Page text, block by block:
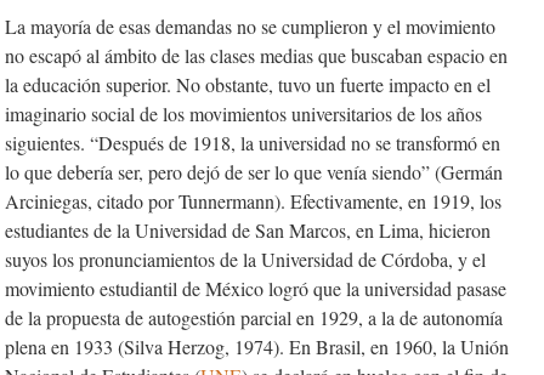
La mayoría de esas demandas no se cumplieron y el movimiento
no escapó al ámbito de las clases medias que buscaban espacio en
la educación superior. No obstante, tuvo un fuerte impacto en el
imaginario social de los movimientos universitarios de los años
siguientes. “Después de 1918, la universidad no se transformó en
lo que debería ser, pero dejó de ser lo que venía siendo” (Germán
Arciniegas, citado por Tunnermann). Efectivamente, en 1919, los
estudiantes de la Universidad de San Marcos, en Lima, hicieron
suyos los pronunciamientos de la Universidad de Córdoba, y el
movimiento estudiantil de México logró que la universidad pasase
de la propuesta de autogestión parcial en 1929, a la de autonomía
plena en 1933 (Silva Herzog, 1974). En Brasil, en 1960, la Unión